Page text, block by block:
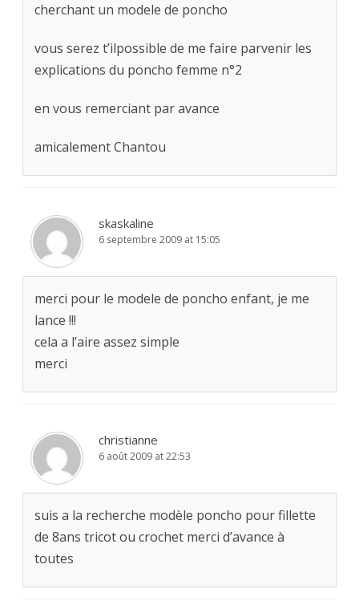
cherchant un modele de poncho
vous serez t’ilpossible de me faire parvenir les
explications du poncho femme n°2
en vous remerciant par avance
amicalement Chantou
skaskaline
6 septembre 2009 at 15:05
merci pour le modele de poncho enfant, je me
lance !!!
cela a l’aire assez simple
merci
christianne
6 août 2009 at 22:53
suis a la recherche modèle poncho pour fillette
de 8ans tricot ou crochet merci d’avance à
toutes